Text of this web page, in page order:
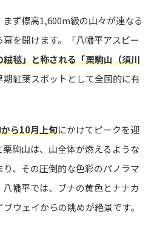
ず標高1,600m級の山々が連なる
を開けます。「八幡平アスピー
絨毯」と称される「栗駒山（須川
期紅葉スポットとして全国的に有
ら10月上旬にかけてピークを迎
駒山は、山全体が燃えるような
、その圧倒的な色彩のパノラマ
幡平では、ブナの黄色とナナカ
ウェイからの眺めが絶景です。